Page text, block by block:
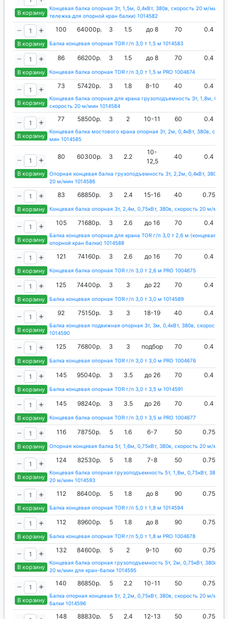
В корзину
Концевая балка опорная 3т, 1,5м, 0,4кВт, 380в, скорость 20 м/мин
тележка для опорной кран балки) 1014582
В корзину
100 64000р. 3 1.5 до 8 70 0.4
Балка концевая опорная TOR г/п 3,0 т 1,5 м 1014583
В корзину
86 66200р. 3 1.5 до 8 70 0.4
Концевая балка опорная TOR г/п 3,0 т 1,5 м PRO 1004674
В корзину
73 57420р. 3 1.8 8-10 40 0.4
Концевая балка опорная для крана грузоподъемность 3т, 1,8м,
скорость 20 м/мин 1014584
В корзину
77 58500р. 3 2 10-11 60 0.4
Концевая балка мостового крана опорная 3т, 2м, 0,4кВт, 380в,
мин 1014585
В корзину
80 60300р. 3 2.2
10-
12,5
40 0.4
Опорная концевая балка грузоподъемность 3т, 2,2м, 0,4кВт, 380в,
20 м/мин 1014586
В корзину
83 68850р. 3 2.4 15-16 40 0.75
Концевая балка опорная 3т, 2,4м, 0,75кВт, 380в, скорость 20 м/мин
В корзину
105 71680р. 3 2.6 до 16 70 0.4
Балка концевая опорная для крана TOR г/п 3,0 т 2,6 м (концевая
опорной кран балки) 1014588
В корзину
121 74160р. 3 2.6 до 16 70 0.4
Концевая балка опорная TOR г/п 3,0 т 2,6 м PRO 1004675
В корзину
125 74400р. 3 3 до 22 70 0.4
Балка концевая опорная TOR г/п 3,0 т 3,0 м 1014589
В корзину
92 75150р. 3 3 18-19 40 0.4
Балка концевая подвижная опорная 3т, 3м, 0,4кВт, 380в, скорость
1014590
В корзину
125 76800р. 3 3 подбор 70 0.4
Балка концевая опорная TOR г/п 3,0 т 3,0 м PRO 1004676
В корзину
145 95040р. 3 3.5 до 26 70 0.4
Балка концевая опорная TOR г/п 3,0 т 3,5 м 1014591
В корзину
145 98240р. 3 3.5 до 26 70 0.4
Концевая балка опорная TOR г/п 3,0 т 3,5 м PRO 1004677
В корзину
116 78750р. 5 1.6 6-7 50 0.75
Опорная концевая балка 5т, 1,6м, 0,75кВт, 380в, скорость 20 м/мин
В корзину
124 82530р. 5 1.8 7-8 50 0.75
Концевая балка опорная грузоподъемность 5т, 1,8м, 0,75кВт, 380в,
20 м/мин 1014593
В корзину
112 86400р. 5 1.8 до 8 90 0.75
Балка концевая опорная TOR г/п 5,0 т 1,8 м 1014594
В корзину
112 89600р. 5 1.8 до 8 90 0.75
Балка концевая опорная TOR г/п 5,0 т 1,8 м PRO 1004678
В корзину
132 84600р. 5 2 9-10 60 0.75
Концевая балка опорная грузоподъемность 5т, 2м, 0,75кВт, 380в,
20 м/мин для кран-балки 1014595
В корзину
140 86850р. 5 2.2 10-11 50 0.75
Балка опорная концевая 5т, 2,2м, 0,75кВт, 380в, скорость 20 м/мин
балки 1014596
148 88830р. 5 2.4 12-13 50 0.75